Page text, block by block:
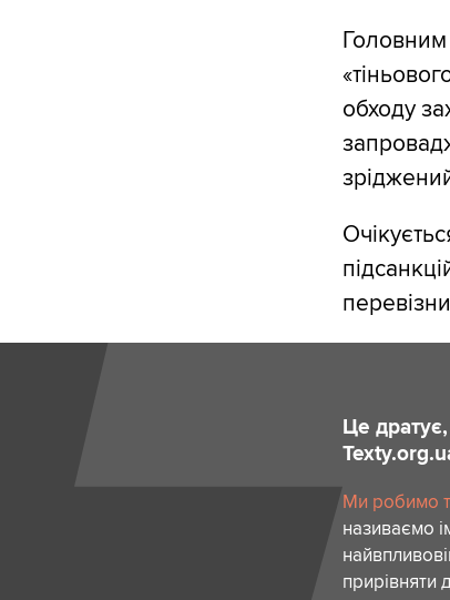
Головним
обходу
Це
Ми робимо
називаємо
прирівняти